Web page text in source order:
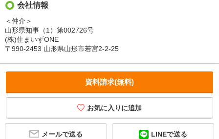
会社情報
＜仲介＞
山形県知事（1）第002726号
(株)住まいずONE
〒990-2453 山形県山形市若宮2-2-25
資料請求(無料)
メールで送る LINEで送る